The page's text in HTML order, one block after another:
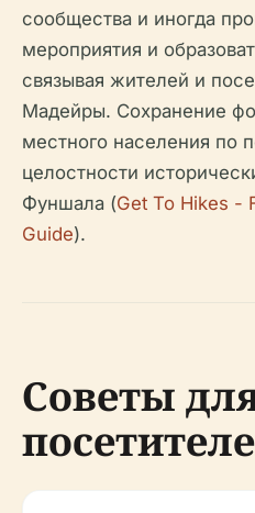
сообщества и иногда
мероприятия и
связывая жителей и
Мадейры. Сохранение
местного населения по
целостности
Фуншала (Get To Hikes -
Guide).
Советы